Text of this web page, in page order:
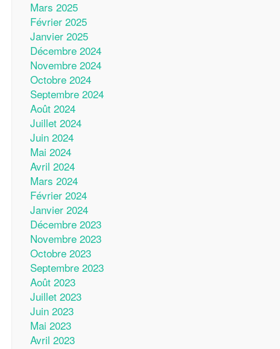
Mars 2025
Février 2025
Janvier 2025
Décembre 2024
Novembre 2024
Octobre 2024
Septembre 2024
Août 2024
Juillet 2024
Juin 2024
Mai 2024
Avril 2024
Mars 2024
Février 2024
Janvier 2024
Décembre 2023
Novembre 2023
Octobre 2023
Septembre 2023
Août 2023
Juillet 2023
Juin 2023
Mai 2023
Avril 2023